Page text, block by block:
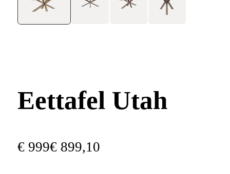
Eettafel Utah
€ 999€ 899,10